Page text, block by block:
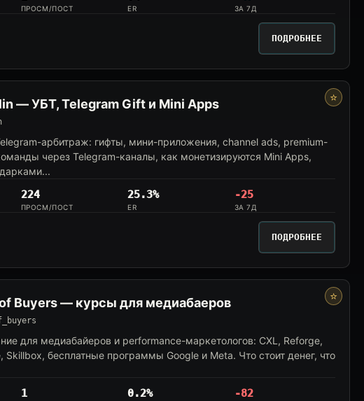
ПРОСМ/ПОСТ ER ЗА 7Д
ПОДРОБНЕЕ
⭐
— УБТ, Telegram Gift и Mini Apps
арбитраж: гифты, мини-приложения, channel ads, premium-
через Telegram-каналы, как монетизируются Mini Apps,
224
ПРОСМ/ПОСТ
25.3%
ER
-25
ЗА 7Д
ПОДРОБНЕЕ
⭐
Buyers — курсы для медиабаеров
для медиабайеров и performance-маркетологов: CXL, Reforge,
Skillbox, бесплатные программы Google и Meta. Что стоит денег, что
1 0.2% -82